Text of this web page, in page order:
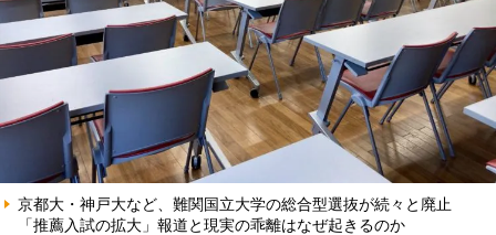
京都大・神戸大など、難関国立大学の総合型選抜が続々と廃止
「推薦入試の拡大」報道と現実の乖離はなぜ起きるのか